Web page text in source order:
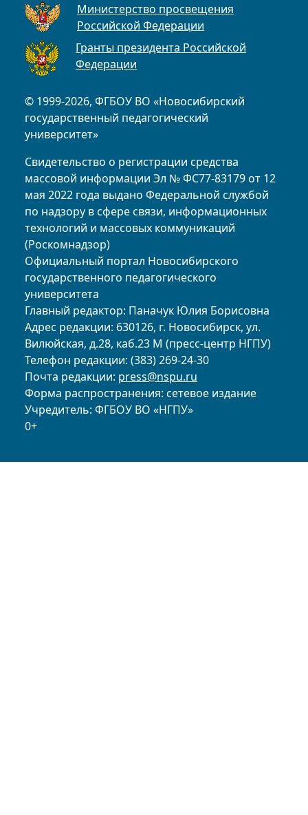
© 1999-2026, ФГБОУ ВО «Новосибирский
государственный педагогический
университет»
Свидетельство о регистрации средства
массовой информации Эл № ФС77-83179 от 12
мая 2022 года выдано Федеральной службой
по надзору в сфере связи, информационных
технологий и массовых коммуникаций
(Роскомнадзор)
Официальный портал Новосибирского
государственного педагогического
университета
Главный редактор: Паначук Юлия Борисовна
Адрес редакции: 630126, г. Новосибирск, ул.
Вилюйская, д.28, каб.23 М (пресс-центр НГПУ)
Телефон редакции: (383) 269-24-30
Почта редакции: press@nspu.ru
Форма распространения: сетевое издание
Учредитель: ФГБОУ ВО «НГПУ»
0+
Министерство просвещения
Российской Федерации
Гранты президента Российской
Федерации